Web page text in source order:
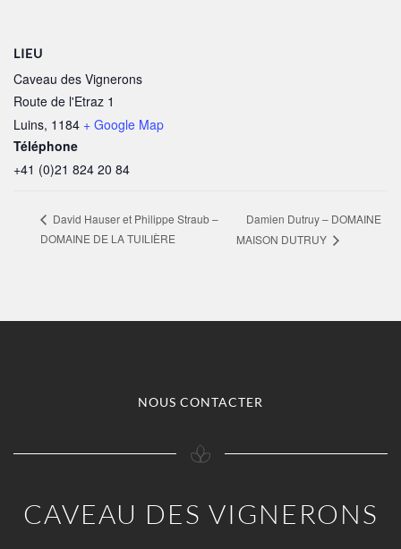
LIEU
Caveau des Vignerons
Route de l'Etraz 1
Luins, 1184 + Google Map
Téléphone
+41 (0)21 824 20 84
David Hauser et Philippe Straub –
DOMAINE DE LA TUILIÈRE
Damien Dutruy – DOMAINE
MAISON DUTRUY
NOUS CONTACTER
CAVEAU DES VIGNERONS